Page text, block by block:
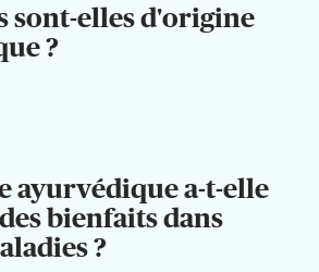
sont-elles d'origine
?
ayurvédique a-t-elle
bienfaits dans
?